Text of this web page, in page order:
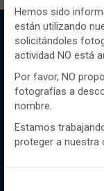
marcaas
mercado,
persistentes, para
página web y
Igualmente,
la navegación que
gustos y
Puedesconfigurar
Para obtener más
cookies.
Hemos sido
están utilizando
solicitándoles
actividad NO está
Por favor, NO
fotografías a
nombre.
Estamos
proteger a nuestra